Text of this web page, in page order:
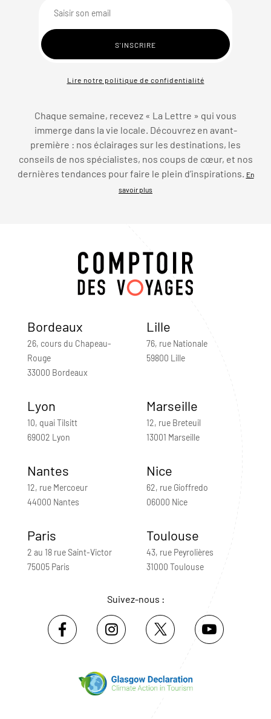
Lire notre politique de confidentialité
Chaque semaine, recevez « La Lettre » qui vous
immerge dans la vie locale. Découvrez en avant-
première : nos éclairages sur les destinations, les
conseils de nos spécialistes, nos coups de cœur, et nos
dernières tendances pour faire le plein d’inspirations. En
savoir plus
Bordeaux
26, cours du Chapeau-
Rouge
33000 Bordeaux
Lille
76, rue Nationale
59800 Lille
Lyon
10, quai Tilsitt
69002 Lyon
Marseille
12, rue Breteuil
13001 Marseille
Nantes
12, rue Mercoeur
44000 Nantes
Nice
62, rue Gioffredo
06000 Nice
Paris
2 au 18 rue Saint-Victor
75005 Paris
Toulouse
43, rue Peyrolières
31000 Toulouse
Suivez-nous :